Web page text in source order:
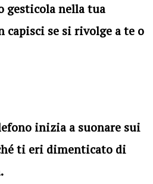
gesticola nella tua
capisci se si rivolge a te o
inizia a suonare sui
ti eri dimenticato di